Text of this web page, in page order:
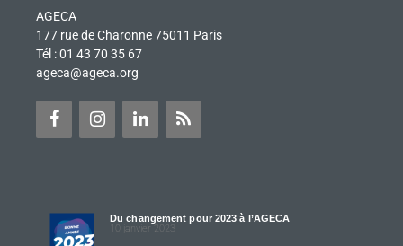
AGECA
177 rue de Charonne 75011 Paris
Tél : 01 43 70 35 67
ageca@ageca.org
Du changement pour 2023 à l’AGECA
10 janvier 2023